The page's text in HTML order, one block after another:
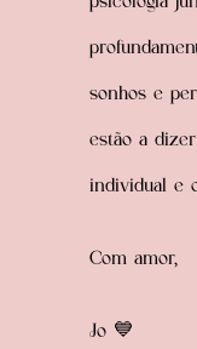
sonhos e
estão a
individual e
Com amor,
Jo 💙